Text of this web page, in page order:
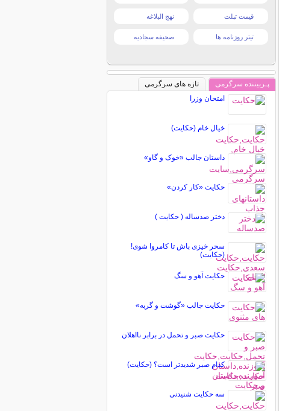
قیمت تبلت نهج البلاغه
تیتر روزنامه ها صحیفه سجادیه
پـربیننده سرگرمی
تازه های سرگرمی
امتحان وزرا
خیال خام (حکایت)
داستان جالب «خوک و گاو»
حکایت «کار کردن»
دختر صدساله ( حکایت )
سحر خیزی باش تا کامروا شوی!
(حکایت)
حکایت آهو و سگ
حکایت جالب «گوشت و گربه»
حكایت صبر و تحمل در برابر نااهلان
كدام صبر شديدتر است؟ (حکایت)
سه حکایت شنیدنی